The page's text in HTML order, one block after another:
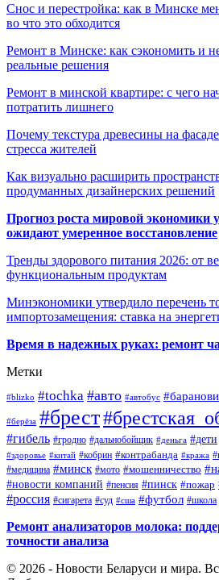
Снос и перестройка: как в Минске
во что это обходится
Ремонт в Минске: как сэкономить и
реальные решения
Ремонт в минской квартире: с чего
потратить лишнего
Почему текстура древесины на
стресса жителей
Как визуально расширить
продуманных дизайнерских решений
Прогноз роста мировой экономики
ожидают умеренное восстановление
Тренды здорового питания 2026: от
функциональным продуктам
Минэкономики утвердило перечень
импортозамещения: ставка на
Время в надежных руках: ремонт
Метки
#blizko #tochka #авто #автобус
#берёза #брест
#гибель #гродно #дальнобойщик #деньга #дети
#здоровье #китай #кобрин #контрабанда #кража
#медицина #минск #мото #мошенничество
#новости компаний #пенсия #пинск #пожар
#россия #сигарета #суд #сша #футбол #школа
Ремонт анализаторов молока:
точности анализа
© 2026 - Новости Беларуси и мира.